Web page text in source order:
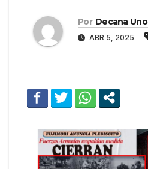
Por Decana Uno
ABR 5, 2025